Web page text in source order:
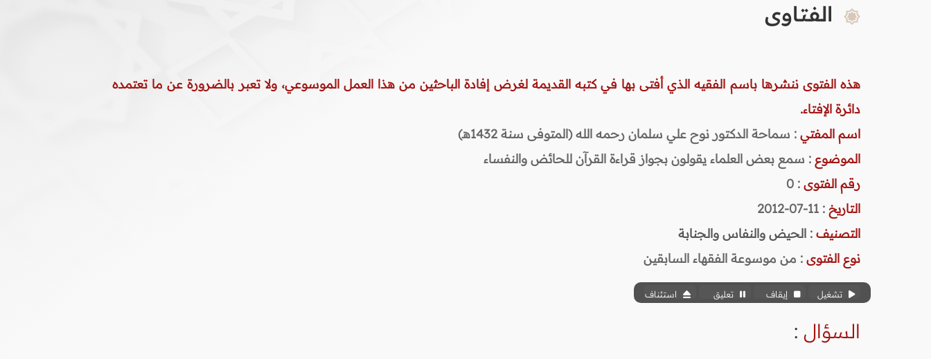
الفتاوى
هذه الفتوى ننشرها باسم الفقيه الذي أفتى بها في كتبه القديمة لغرض إفادة الباحثين من هذا العمل الموسوعي، ولا تعبر بالضرورة عن ما تعتمده
دائرة الإفتاء.
اسم المفتي : سماحة الدكتور نوح علي سلمان رحمه الله (المتوفى سنة 1432هـ)
الموضوع : سمع بعض العلماء يقولون بجواز قراءة القرآن للحائض والنفساء
رقم الفتوى :
0
التاريخ : 11-07-2012
التصنيف : الحيض والنفاس والجنابة
نوع الفتوى : من موسوعة الفقهاء السابقين
تشغيل إيقاف تعليق استئناف
السؤال :